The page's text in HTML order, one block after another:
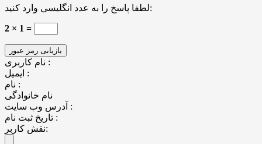
لطفا پاسخ را به عدد انگلیسی وارد کنید:
2 × 1 =
نام کاربری :
ایمیل :
نام :
نام خانوادگی
آدرس وب سایت :
تاریخ ثبت نام :
نقش کاربر: